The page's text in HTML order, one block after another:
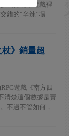
良傳統，遊戲裡
錯的“辛辣”場
杖》銷量超
遊戲《南方四
清楚這個數據是賣
不過不管如何，